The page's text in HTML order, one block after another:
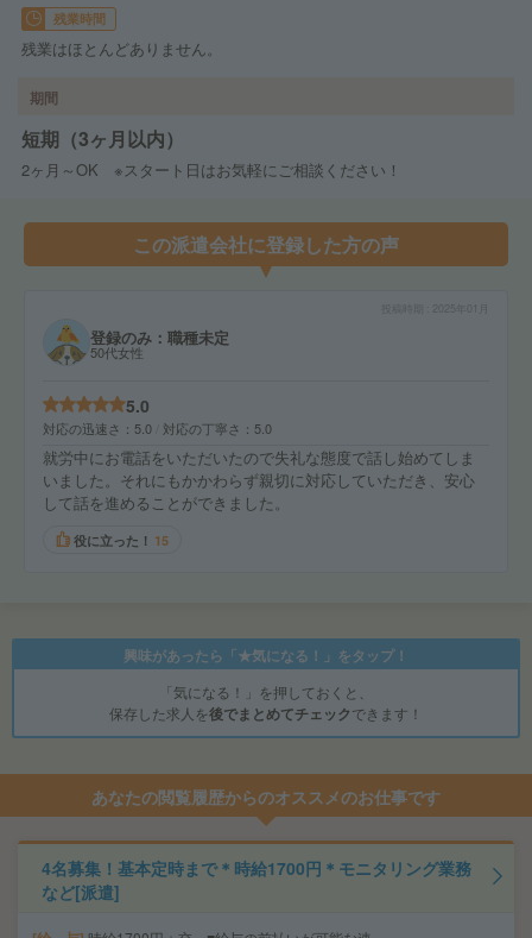
残業時間
残業はほとんどありません。
期間
短期（3ヶ月以内）
2ヶ月～OK ※スタート日はお気軽にご相談ください！
この派遣会社に登録した方の声
2025年01月
登録のみ：職種未定
50代女性
5.0
対応の迅速さ 5.0 対応の丁寧さ 5.0
就労中にお電話をいただいたので失礼な態度で話し始めてしま
いました。それにもかかわらず親切に対応していただき、安心
して話を進めることができました。
役に立った！ 15
興味があったら「★気になる！」をタップ！
「気になる！」を押しておくと、
保存した求人を後でまとめてチェックできます！
あなたの閲覧履歴からのオススメのお仕事です
4名募集！基本定時まで＊時給1700円＊モニタリング業務
など[派遣]